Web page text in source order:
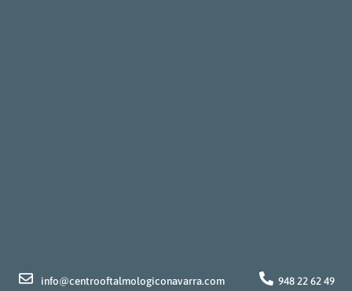
info@centrooftalmologiconavarra.com 948 22 62 49